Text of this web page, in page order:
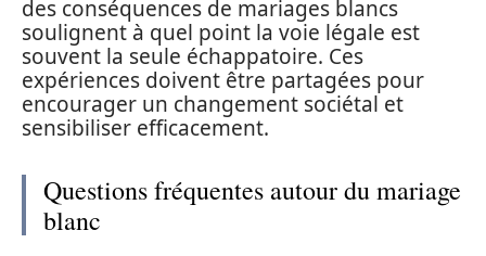
des conséquences de mariages blancs
soulignent à quel point la voie légale est
souvent la seule échappatoire. Ces
expériences doivent être partagées pour
encourager un changement sociétal et
sensibiliser efficacement.
Questions fréquentes autour du mariage
blanc